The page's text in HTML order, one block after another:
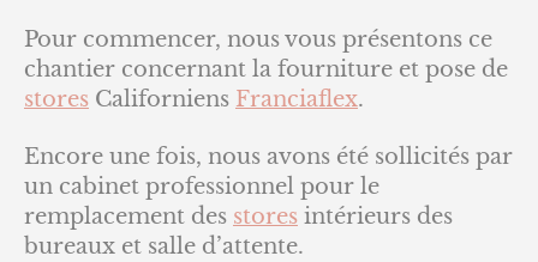
Pour commencer, nous vous présentons ce
chantier concernant la fourniture et pose de
stores Californiens Franciaflex.
Encore une fois, nous avons été sollicités par
un cabinet professionnel pour le
remplacement des stores intérieurs des
bureaux et salle d’attente.